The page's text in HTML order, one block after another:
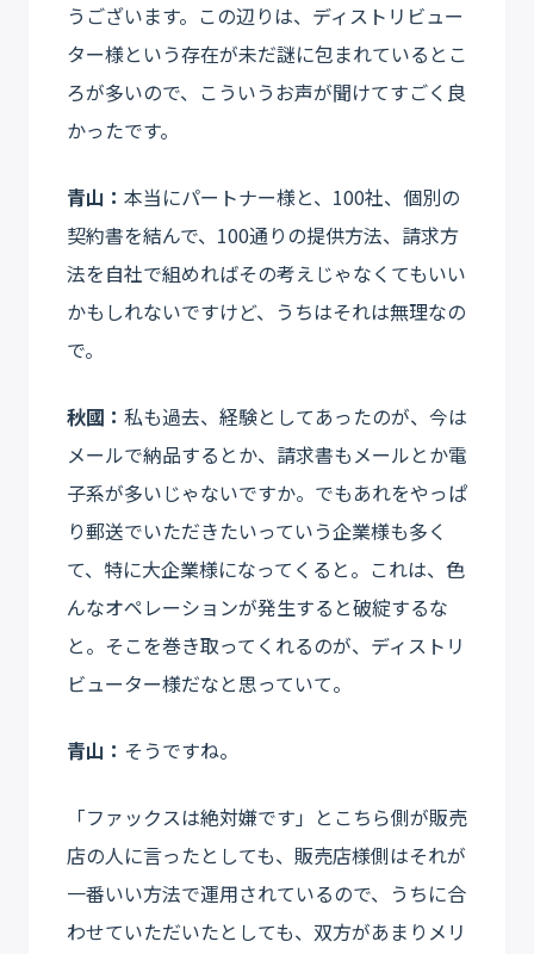
うございます。この辺りは、ディストリビュー
ター様という存在が未だ謎に包まれているとこ
ろが多いので、こういうお声が聞けてすごく良
かったです。
青山： 本当にパートナー様と、100社、個別の
契約書を結んで、100通りの提供方法、請求方
法を自社で組めればその考えじゃなくてもいい
かもしれないですけど、うちはそれは無理なの
で。
秋國： 私も過去、経験としてあったのが、今は
メールで納品するとか、請求書もメールとか電
子系が多いじゃないですか。でもあれをやっぱ
り郵送でいただきたいっていう企業様も多く
て、特に大企業様になってくると。これは、色
んなオペレーションが発生すると破綻するな
と。そこを巻き取ってくれるのが、ディストリ
ビューター様だなと思っていて。
青山： そうですね。
「ファックスは絶対嫌です」とこちら側が販売
店の人に言ったとしても、販売店様側はそれが
一番いい方法で運用されているので、うちに合
わせていただいたとしても、双方があまりメリ